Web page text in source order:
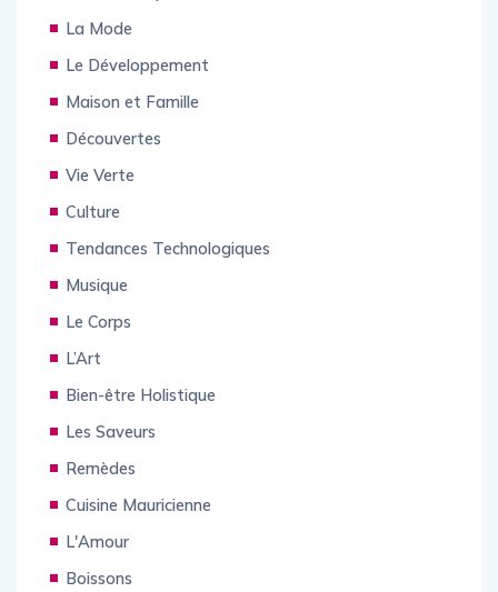
La Mode
Le Développement
Maison et Famille
Découvertes
Vie Verte
Culture
Tendances Technologiques
Musique
Le Corps
L’Art
Bien-être Holistique
Les Saveurs
Remèdes
Cuisine Mauricienne
L'Amour
Boissons